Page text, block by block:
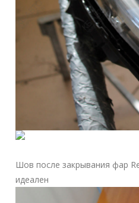
Шов после закрывания фар
идеален